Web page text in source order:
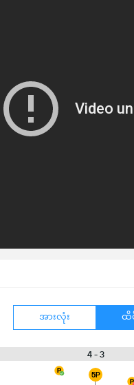
အားလုံး ထိ
4 - 3
5P